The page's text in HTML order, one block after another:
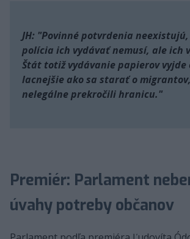
JH: "Povinné potvrdenia
polícia ich vydávať nemusí, ale ich
Štát totiž vydávanie papierov vyjde
lacnejšie ako sa starať o
nelegálne prekročili hranicu."
Premiér: Parlament
úvahy potreby občanov